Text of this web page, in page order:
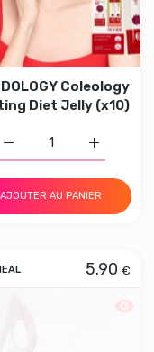
de BTS OFFICIAL
LIGHT STICK
Coleology
Diet Jelly (x10)
Augmenter la quantité
AJOUTER AU PANIER
Tea 20p
5.90 €